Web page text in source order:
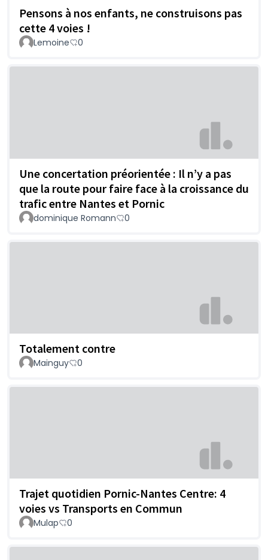
Pensons à nos enfants, ne construisons pas
cette 4 voies !
Lemoine 0
Une concertation préorientée : Il n’y a pas
que la route pour faire face à la croissance du
trafic entre Nantes et Pornic
dominique Romann 0
Totalement contre
Mainguy 0
Trajet quotidien Pornic-Nantes Centre: 4
voies vs Transports en Commun
Mulap 0